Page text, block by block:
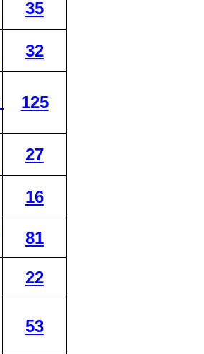
35
32
125
27
16
81
22
53